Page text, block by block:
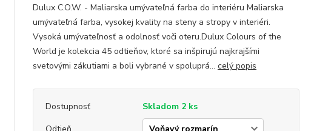
Dulux C.O.W. - Maliarska umývateľná farba do interiéru Maliarska
umývateľná farba, vysokej kvality na steny a stropy v interiéri.
Vysoká umývateľnosť a odolnosť voči oteru.Dulux Colours of the
World je kolekcia 45 odtieňov, ktoré sa inšpirujú najkrajšími
svetovými zákutiami a boli vybrané v spoluprá... celý popis
Dostupnosť
Skladom 2 ks